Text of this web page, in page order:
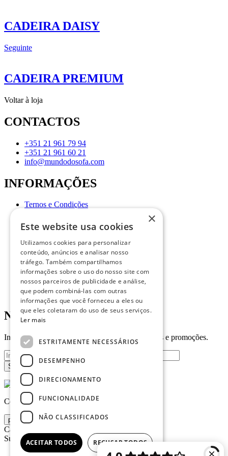
357,00 €.279,00 €.
CADEIRA DAISY
Seguinte
CADEIRA PREMIUM
Voltar à loja
CONTACTOS
+351 21 961 79 94
+351 21 961 60 21
info@mundodosofa.com
INFORMAÇÕES
Ternos e Condições
Livro de Reclamações
Sobre
Perguntas Frequentes
Newsletter
Insira o seu email para receber todas as novidades e promoções.
Copyright © 2025. Todos os Direitos Reservados
pesquisa
Cancelar
Sugerido
×
Este website usa cookies
Utilizamos cookies para personalizar
conteúdo, anúncios e analisar nosso
tráfego. Também compartilhamos
informações sobre o uso do nosso site com
nossos parceiros de publicidade e análise,
que podem combiná-las com outras
informações que você forneceu a eles ou
que eles coletaram do uso de seus serviços.
Ler mais
ESTRITAMENTE NECESSÁRIOS
DESEMPENHO
DIRECIONAMENTO
FUNCIONALIDADE
NÃO CLASSIFICADOS
ACEITAR TODOS RECUSAR TODOS